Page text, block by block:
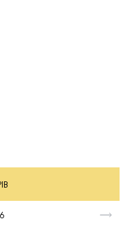
6